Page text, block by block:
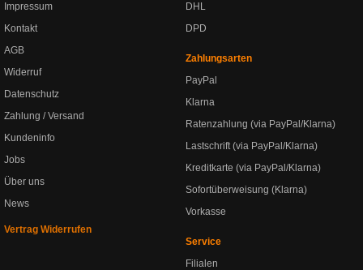
Impressum
Kontakt
AGB
Widerruf
Datenschutz
Zahlung / Versand
Kundeninfo
Jobs
Über uns
News
Vertrag Widerrufen
DHL
DPD
Zahlungsarten
PayPal
Klarna
Ratenzahlung (via PayPal/Klarna)
Lastschrift (via PayPal/Klarna)
Kreditkarte (via PayPal/Klarna)
Sofortüberweisung (Klarna)
Vorkasse
Service
Filialen